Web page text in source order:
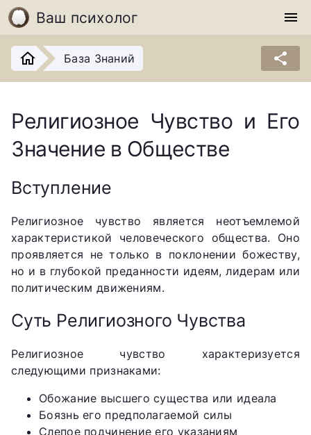
Ваш психолог menu
База Знаний share
Религиозное Чувство и Его
Значение в Обществе
Вступление
Религиозное чувство является неотъемлемой
характеристикой человеческого общества. Оно
проявляется не только в поклонении божеству,
но и в глубокой преданности идеям, лидерам или
политическим движениям.
Суть Религиозного Чувства
Религиозное чувство характеризуется
следующими признаками:
Обожание высшего существа или идеала
Боязнь его предполагаемой силы
Слепое подчинение его указаниям